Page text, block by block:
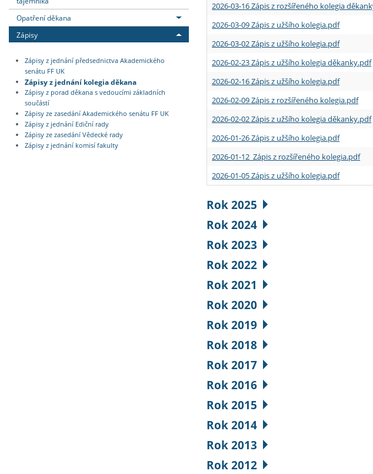
Opatření děkana
Zápisy
Zápisy z jednání předsednictva Akademického
senátu FF UK
Zápisy z jednání kolegia děkana
Zápisy z porad děkana s vedoucími základních
součástí
Zápisy ze zasedání Akademického senátu FF UK
Zápisy z jednání Ediční rady
Zápisy ze zasedání Vědecké rady
Zápisy z jednání komisí fakulty
2026-03-16 Zápis z rozšířeného kolegia
2026-03-09 Zápis z užšího kolegia.pdf
2026-03-02 Zápis z užšího kolegia.pdf
2026-02-23 Zápis z užšího kolegia děkanky.pdf
2026-02-16 Zápis z užšího kolegia.pdf
2026-02-09 Zápis z rozšířeného kolegia.pdf
2026-02-02 Zápis z užšího kolegia děkanky.pdf
2026-01-26 Zápis z užšího kolegia.pdf
2026-01-12 Zápis z rozšířeného kolegia.pdf
2026-01-05 Zápis z užšího kolegia.pdf
Rok 2025
Rok 2024
Rok 2023
Rok 2022
Rok 2021
Rok 2020
Rok 2019
Rok 2018
Rok 2017
Rok 2016
Rok 2015
Rok 2014
Rok 2013
Rok 2012